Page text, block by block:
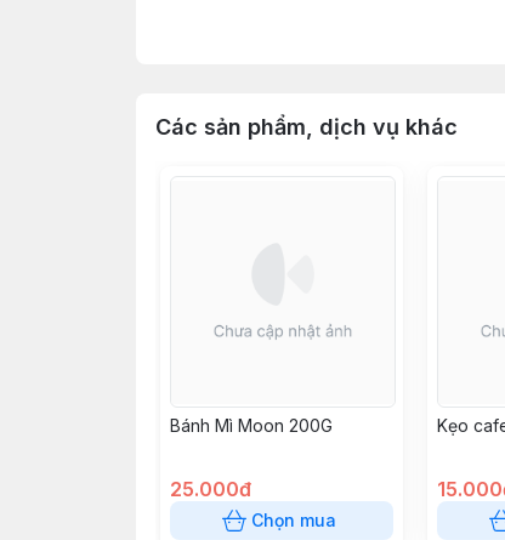
Kem lõi xốt khoai môn Merino
Hướng dẫn bảo quản : Bảo quản ở
Các sản phẩm, dịch vụ khác
Bánh Mì Moon 200G
25.000đ
Chọn mua
Kẹo